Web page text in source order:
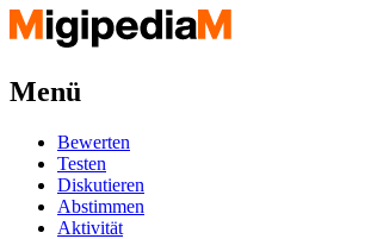
Menü
Bewerten
Testen
Diskutieren
Abstimmen
Aktivität